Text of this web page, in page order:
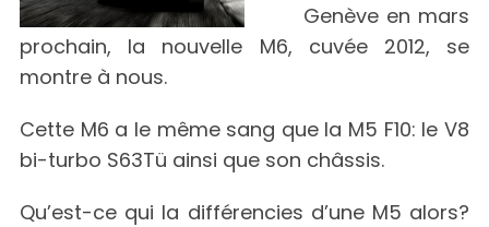
Genève en mars
prochain, la nouvelle M6, cuvée 2012, se
montre à nous.
Cette M6 a le même sang que la M5 F10: le V8
bi-turbo S63Tü ainsi que son châssis.
Qu’est-ce qui la différencies d’une M5 alors?